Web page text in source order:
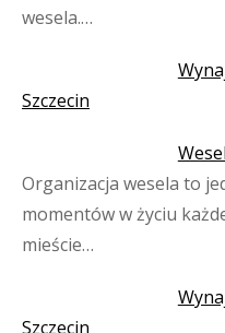
wesela.…
Szczecin
Organizacja wesela to
momentów w życiu
mieście…
Szczecin